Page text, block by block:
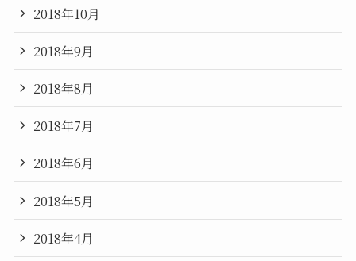
2018年10月
2018年9月
2018年8月
2018年7月
2018年6月
2018年5月
2018年4月